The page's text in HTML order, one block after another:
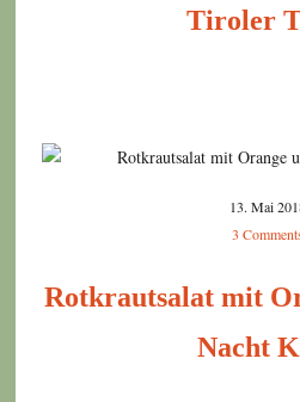
Tiroler
13. Mai
3
Rotkrautsalat mit
Nacht